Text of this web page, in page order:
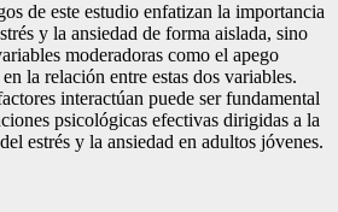
de este estudio enfatizan la importancia
y la ansiedad de forma aislada, sino
moderadoras como el apego
la relación entre estas dos variables.
interactúan puede ser fundamental
psicológicas efectivas dirigidas a la
estrés y la ansiedad en adultos jóvenes.